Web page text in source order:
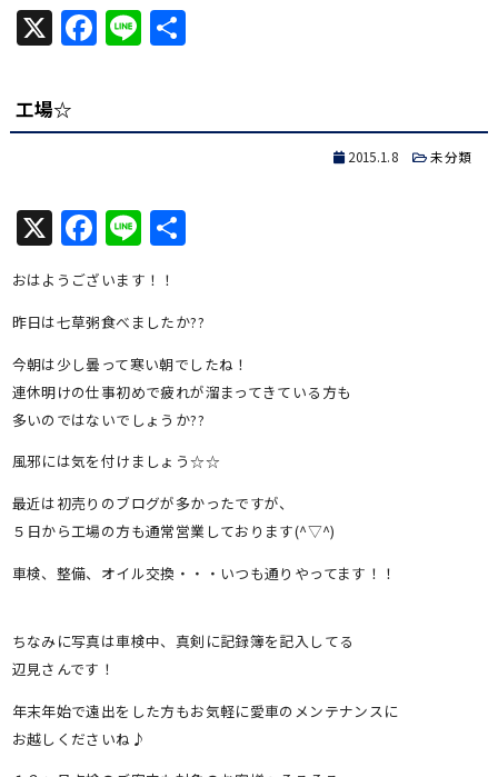
X Facebook
Line共
工場☆
2015.1.8 未分類
X Facebook
Line共
おはようございます！！
昨日は七草粥食べましたか??
今朝は少し曇って寒い朝でしたね！
連休明けの仕事初めで疲れが溜まってきている方も
多いのではないでしょうか??
風邪には気を付けましょう☆☆
最近は初売りのブログが多かったですが、
５日から工場の方も通常営業しております(^▽^)
車検、整備、オイル交換・・・いつも通りやってます！！
ちなみに写真は車検中、真剣に記録簿を記入してる
辺見さんです！
年末年始で遠出をした方もお気軽に愛車のメンテナンスに
お越しくださいね♪